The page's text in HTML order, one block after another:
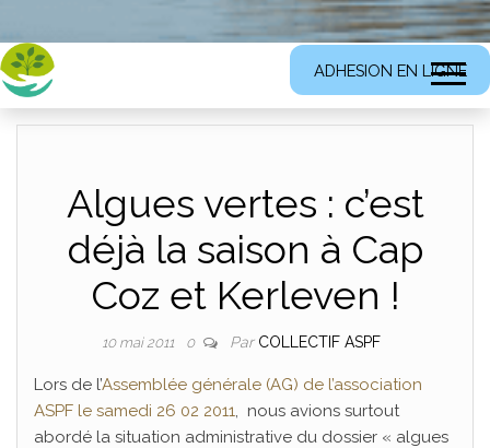
ADHESION EN LIGNE
Algues vertes : c’est
déjà la saison à Cap
Coz et Kerleven !
10 mai 2011 0 Par COLLECTIF ASPF
Lors de l’Assemblée générale (AG) de l’association
ASPF le samedi 26 02 2011, nous avions surtout
abordé la situation administrative du dossier « algues